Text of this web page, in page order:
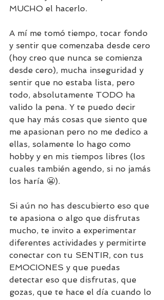
MUCHO el hacerlo.
A mí me tomó tiempo, tocar fondo
y sentir que comenzaba desde cero
(hoy creo que nunca se comienza
desde cero), mucha inseguridad y
sentir que no estaba lista, pero
todo, absolutamente TODO ha
valido la pena. Y te puedo decir
que hay más cosas que siento que
me apasionan pero no me dedico a
ellas, solamente lo hago como
hobby y en mis tiempos libres (los
cuales también agendo, si no jamás
los haría 😬).
Si aún no has descubierto eso que
te apasiona o algo que disfrutas
mucho, te invito a experimentar
diferentes actividades y permitirte
conectar con tu SENTIR, con tus
EMOCIONES y que puedas
detectar eso que disfrutas, que
gozas, que te hace el día cuando lo